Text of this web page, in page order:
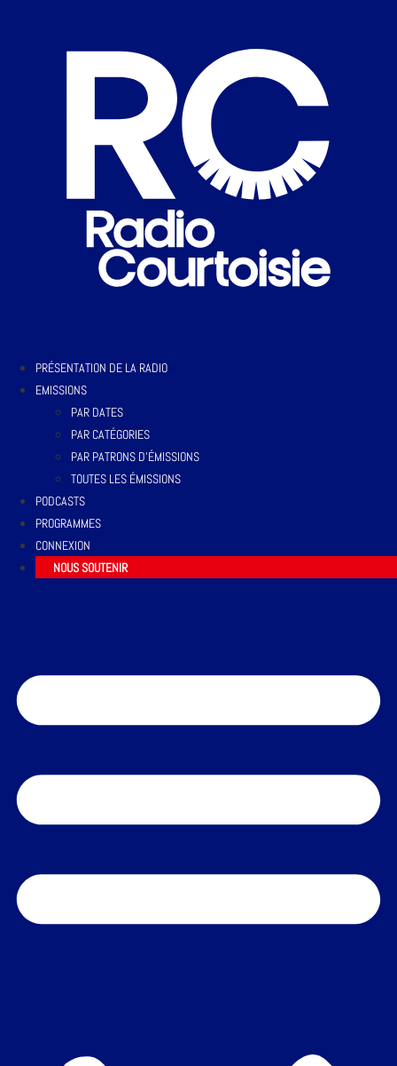
PRÉSENTATION DE LA RADIO
EMISSIONS
PAR DATES
PAR CATÉGORIES
PAR PATRONS D’ÉMISSIONS
TOUTES LES ÉMISSIONS
PODCASTS
PROGRAMMES
CONNEXION
NOUS SOUTENIR